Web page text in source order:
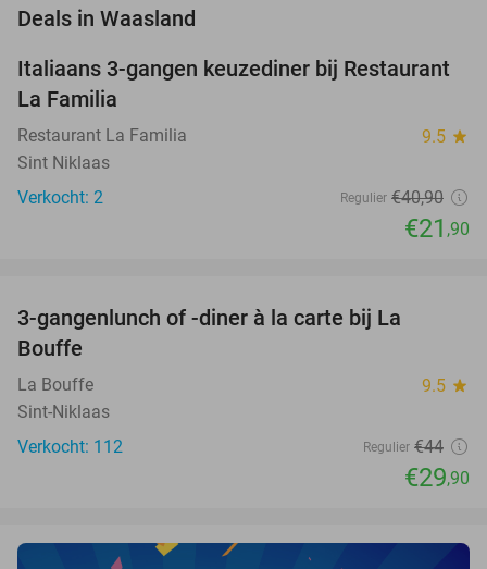
Deals in Waasland
46%
TODAY
Italiaans 3-gangen keuzediner bij Restaurant
La Familia
Restaurant La Familia 9.5 star
Sint Niklaas
Verkocht: 2
Regulier €40,90
€21 ,90
3-gangenlunch of -diner à la carte bij La
Bouffe
La Bouffe 9.5 star
Sint-Niklaas
Verkocht: 112
Regulier €44
€29,90